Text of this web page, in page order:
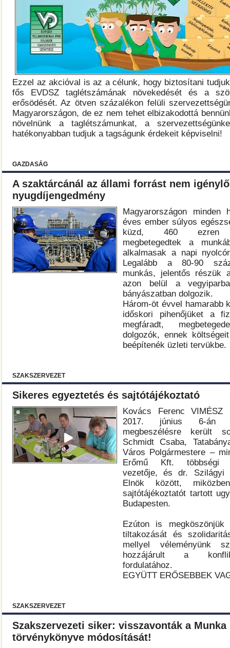
Ezzel az akcióval is az a célunk, hogy biztosítani
fős EVDSZ taglétszámának növekedését és a
erősödését. Az ötven százalékon felüli
Magyarországon, de ez nem tehet elbizakodottá
növelnünk a taglétszámunkat, a
hatékonyabban tudjuk a tagságunk érdekeit képviselni!
GAZDASÁG
A szaktárcánál az állami forrást nem igénylő
nyugdíjengedmény
Magyarországon minden
éves ember súlyos
küzd, 460 ezren
megbetegedtek a
alkalmasak a napi
Legalább a 80-90
munkás, jelentős részük
azon belül a
bányászatban dolgozik.
Három-öt évvel hamarabb
időskori pihenőjüket a
megfáradt,
dolgozók, ennek
beépítenék üzleti tervükbe.
SZAKSZERVEZET
Sikeres egyeztetés és sajtótájékoztató
Kovács Ferenc VIMÉSZ
2017. június 6-án
megbeszélésre került
Schmidt Csaba,
Város Polgármestere –
Erőmű Kft. többségi
vezetője, és dr. Szilágyi
Elnök között,
sajtótájékoztatót tartott
Budapesten.
Ezúton is megköszönjük
tiltakozását és
mellyel véleményünk
hozzájárult a
fordulatához.
EGYÜTT ERŐSEBBEK
SZAKSZERVEZET
Szakszervezeti siker: visszavonták a Munka
törvénykönyve módosítását!